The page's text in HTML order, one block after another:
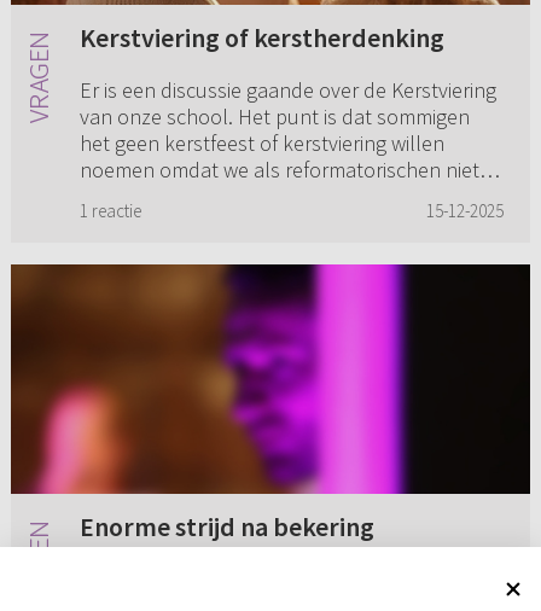
Kerstviering of kerstherdenking
Er is een discussie gaande over de Kerstviering
van onze school. Het punt is dat sommigen
het geen kerstfeest of kerstviering willen
noemen omdat we als reformatorischen niet
1 reactie 15-12-2025
Enorme strijd na bekering